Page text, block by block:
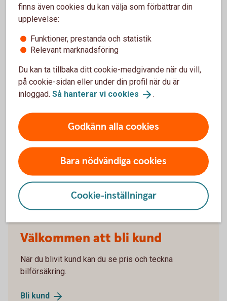
Trafik, hel och halv – vad är det för skillnad på
försäkringarna?
När slutar den tidigare ägarens försäkring att
Om man övningskör och olyckan är framme,
täcker bilförsäkringen då?
Gäller bilförsäkringen utanför Sverige?
Täcker försäkringen viltolyckor?
Vilka bilar har en vagnskadegaranti?
Välkommen att bli kund
När du blivit kund kan du se pris och teckna
bilförsäkring.
Bli kund
finns även cookies du kan välja som förbättrar din
upplevelse:
Funktioner, prestanda och statistik
Relevant marknadsföring
Du kan ta tillbaka ditt cookie-medgivande när du vill,
på cookie-sidan eller under din profil när du är
inloggad. Så hanterar vi cookies .
Godkänn alla cookies
Bara nödvändiga cookies
Cookie-inställningar